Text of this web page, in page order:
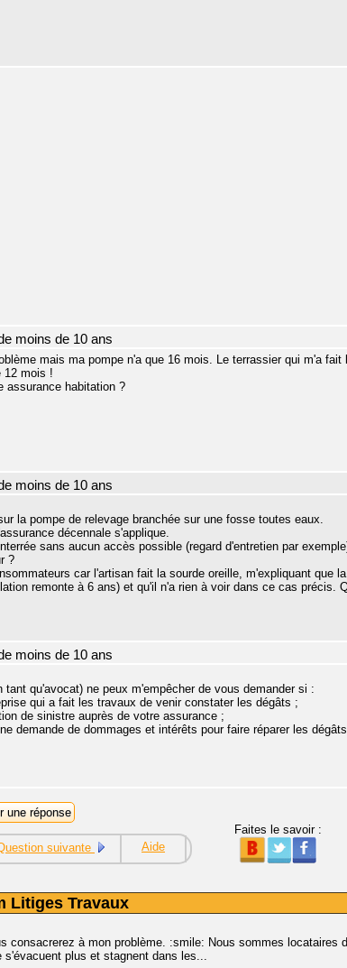
moins de 10 ans
mais ma pompe n'a que 16 mois. Le terrassier qui m'a
12 mois !
assurance habitation ?
moins de 10 ans
la pompe de relevage branchée sur une fosse toutes eaux.
décennale s'applique.
sans aucun accès possible (regard d'entretien par
?
car l'artisan fait la sourde oreille, m'expliquant que
remonte à 6 ans) et qu'il n'a rien à voir dans ce cas précis.
moins de 10 ans
qu'avocat) ne peux m'empêcher de vous demander si :
qui a fait les travaux de venir constater les dégâts ;
de sinistre auprès de votre assurance ;
demande de dommages et intérêts pour faire réparer les
suivante Aide
Faites le savoir :
Litiges Travaux
consacrerez à mon problème. :smile: Nous sommes locataires
s'évacuent plus et stagnent dans les...